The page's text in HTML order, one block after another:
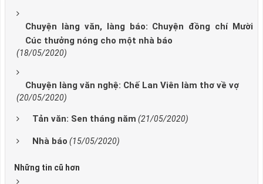
Chuyện làng văn, làng báo: Chuyện đồng chí Mười
Cúc thưởng nóng cho một nhà báo
(18/05/2020)
Chuyện làng văn nghệ: Chế Lan Viên làm thơ về vợ
(20/05/2020)
Tản văn: Sen tháng năm (21/05/2020)
Nhà báo (15/05/2020)
Những tin cũ hơn